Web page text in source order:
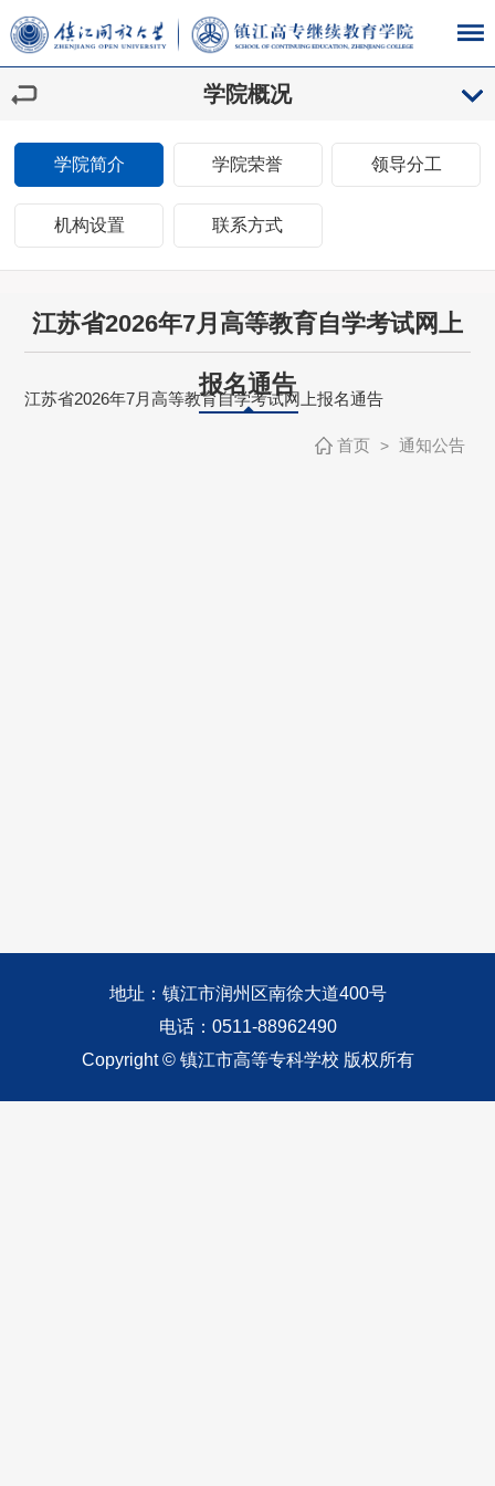
学院概况
学院简介 学院荣誉 领导分工
机构设置 联系方式
江苏省2026年7月高等教育自学考试网上
报名通告
首页 > 通知公告
江苏省2026年7月高等教育自学考试网上报名通告
地址：镇江市润州区南徐大道400号
电话：0511-88962490
Copyright © 镇江市高等专科学校 版权所有